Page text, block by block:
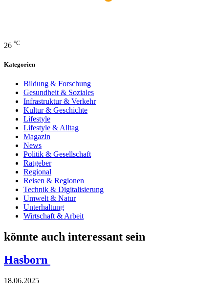
26 °C
Kategorien
Bildung & Forschung
Gesundheit & Soziales
Infrastruktur & Verkehr
Kultur & Geschichte
Lifestyle
Lifestyle & Alltag
Magazin
News
Politik & Gesellschaft
Ratgeber
Regional
Reisen & Regionen
Technik & Digitalisierung
Umwelt & Natur
Unterhaltung
Wirtschaft & Arbeit
könnte auch interessant sein
Hasborn
18.06.2025